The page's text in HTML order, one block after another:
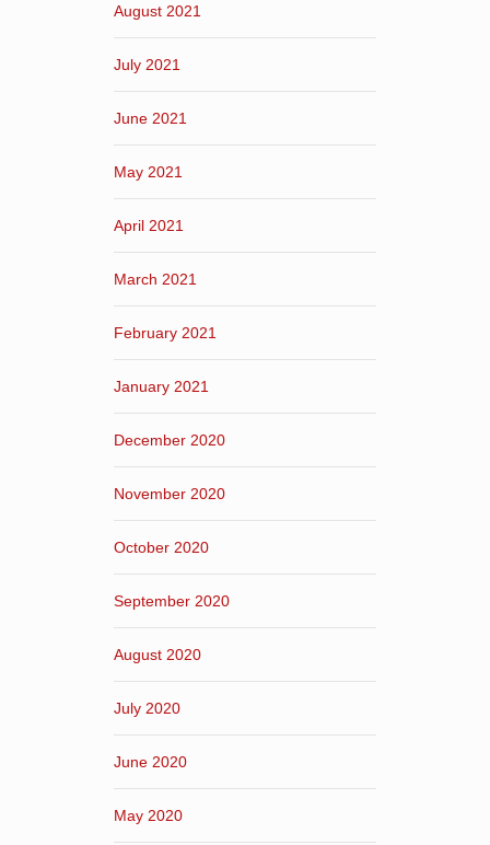
August 2021
July 2021
June 2021
May 2021
April 2021
March 2021
February 2021
January 2021
December 2020
November 2020
October 2020
September 2020
August 2020
July 2020
June 2020
May 2020